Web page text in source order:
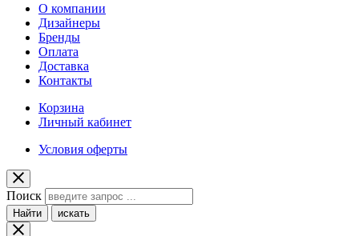
О компании
Дизайнеры
Бренды
Оплата
Доставка
Контакты
Корзина
Личный кабинет
Условия оферты
Поиск
Найти искать